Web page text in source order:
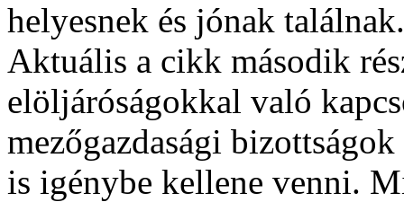
helyesnek és jónak
Aktuális a cikk második
elöljáróságokkal való
mezőgazdasági
is igénybe kellene venni.